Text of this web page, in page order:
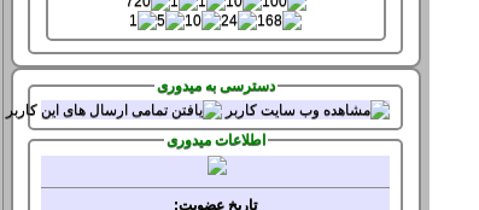
دسترسی به میدوری
اطلاعات میدوری
تاریخ عضویت: